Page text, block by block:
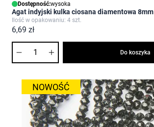
Dostępność:wysoka
Agat indyjski kulka ciosana diamentowa 8mm
Ilość w opakowaniu: 4 szt.
6,69 zł
Do koszyka
NOWOŚĆ